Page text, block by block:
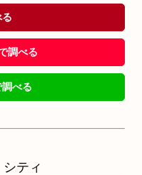
調べる
べる
ティ